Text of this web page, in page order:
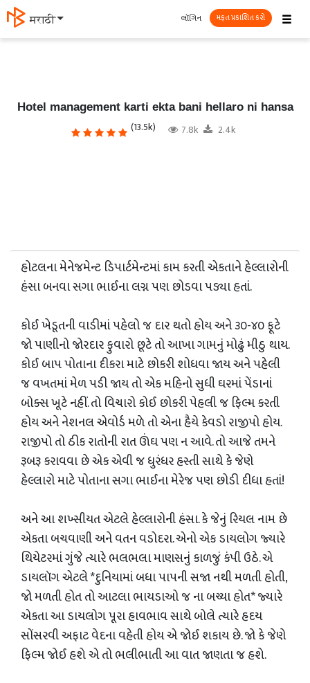
मराठी ☰
લૉગિન મફત પ્રકાશિત કરો
Hotel management karti ekta bani hellaro ni hansa
(13.5k) 7.8k 2.4k
હોટલના મેનેજમેન્ટ ડિપાર્ટમેન્ટમાં કામ કરતી એકતાને હેલ્લારોની
હંસા બનવા સગા ભાઈના લગ્ન પણ છોડવા પડ્યા હતાં.
કોઈ ખેડૂતની વાડીમાં પહેલો જ દાર થતો હોય અને ૩૦-૪૦ ફૂટે
જો પાણીનો જોરદાર ફુવારો છૂટે તો આખા ગામનું મોઢું મીઠુ થાય.
કોઈ બાપ પોતાના દીકરા માટે છોકરી શોધવા જાય અને પહેલી
જ વખતમાં મેળ પડી જાય તો એક મહિનો સુધી ઘરમાં પેંડાનાં
બોક્સ ખૂટે નહીં. તો વિચારો કોઈ છોકરી પેહલી જ ફિલ્મ કરતી
હોય અને નેશનલ એવોર્ડ મળે તો એના હૈયે કેવડો રાજીપો હોય.
રાજીપો તો ઠીક રાતોની રાત ઊંઘ પણ ન આવે. તો આજે તમને
રૂબરૂ કરાવવા છે એક એવી જ ધુરંધર હસ્તી સાથે કે જેણે
હેલ્લારો માટે પોતાના સગા ભાઈના મેરેજ પણ છોડી દીધા હતાં!
અને આ શખ્સીયત એટલે હેલ્લારોની હંસા. કે જેનું રિયલ નામ છે
એકતા બચવાણી અને વતન વડોદરા. એનો એક ડાયલોગ જ્યારે
થિયેટરમાં ગુંજે ત્યારે ભલભલા માણસનું કાળજું કંપી ઉઠે. એ
ડાયલૉગ એટલે *દુનિયામાં બધા પાપની સજા નથી મળતી હોતી,
જો મળતી હોત તો આટલા ભાયડાઓ જ ના બચ્યા હોત* જ્યારે
એકતા આ ડાયલોગ પૂરા હાવભાવ સાથે બોલે ત્યારે હદય
સોંસરવી અફાટ વેદના વહેતી હોય એ જોઈ શકાય છે. જો કે જેણે
ફિલ્મ જોઈ હશે એ તો ભલીભાતી આ વાત જાણતા જ હશે.